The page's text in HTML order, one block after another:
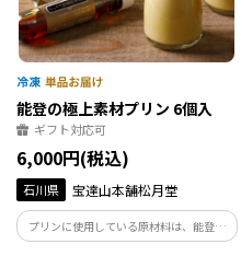
能登の極上素材プリン 6個入
ギフト対応可
6,000円(税込)
石川県 宝達山本舗松月堂
プリンに使用している原材料は、能登産
大豆を使用し醸造した醤油、ハーブで育